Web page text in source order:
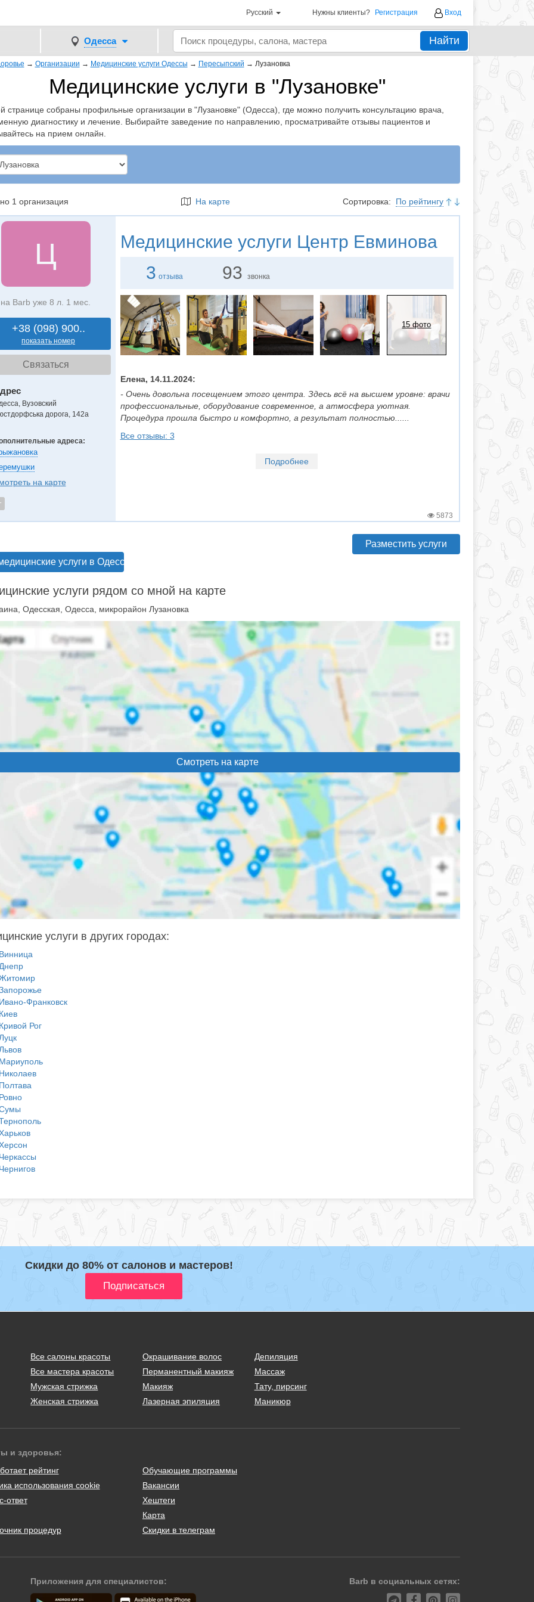
Русский Нужны клиенты? Регистрация Вход
Одесса Найти
→ Организации → Медицинские услуги Одессы → Пересыпский → Лузановка
Медицинские услуги в "Лузановке"
странице собраны профильные организации в "Лузановке" (Одесса), где можно получить консультацию врача,
диагностику и лечение. Выбирайте заведение по направлению, просматривайте отзывы пациентов и
на прием онлайн.
1 организация На карте Сортировка: По рейтингу
Ц
на Barb уже 8 л. 1 мес.
+38 (098) 900..
показать номер
Связаться
Вузовский
дорога, 142а
адреса:
на карте
Медицинские услуги Центр Евминова
3 отзыва 93 звонка
15 фото
Елена, 14.11.2024:
- Очень довольна посещением этого центра. Здесь всё на высшем уровне: врачи
профессиональные, оборудование современное, а атмосфера уютная.
Процедура прошла быстро и комфортно, а результат полностью......
Все отзывы: 3
Подробнее
5873
услуги в Одессе
Разместить услуги
услуги рядом со мной на карте
Одесская, Одесса, микрорайон Лузановка
Смотреть на карте
услуги в других городах:
Франковск
Рог
Скидки до 80% от салонов и мастеров!
Все салоны красоты
Все мастера красоты
Мужская стрижка
Женская стрижка
Окрашивание волос
Перманентный макияж
Макияж
Лазерная эпиляция
Депиляция
Массаж
Тату, пирсинг
Маникюр
и здоровья:
рейтинг
использования cookie
ответ
процедур
Обучающие программы
Вакансии
Хештеги
Карта
Скидки в телеграм
Приложения для специалистов: Barb в социальных сетях: